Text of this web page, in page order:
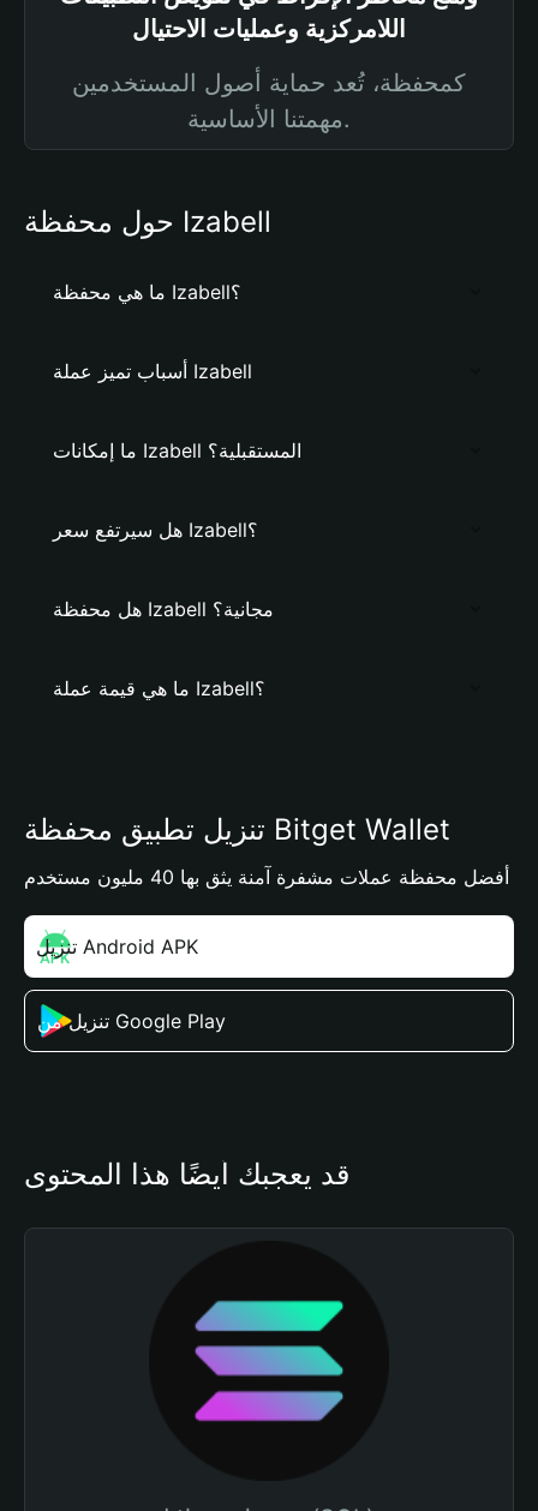
اللامركزية وعمليات الاحتيال
كمحفظة، تُعد حماية أصول المستخدمين
مهمتنا الأساسية.
حول محفظة Izabell
ما هي محفظة Izabell؟
أسباب تميز عملة Izabell
ما إمكانات Izabell المستقبلية؟
هل سيرتفع سعر Izabell؟
هل محفظة Izabell مجانية؟
ما هي قيمة عملة Izabell؟
تنزيل تطبيق محفظة Bitget Wallet
أفضل محفظة عملات مشفرة آمنة يثق بها 40 مليون مستخدم
تنزيل Android APK
تنزيل من Google Play
قد يعجبك أيضًا هذا المحتوى